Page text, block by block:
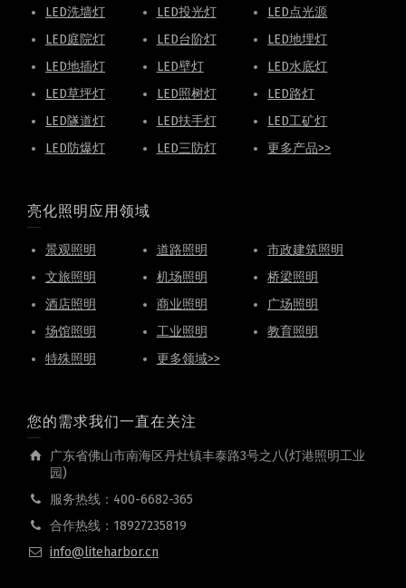
LED洗墙灯 LED投光灯
LED点光源
LED庭院灯
LED台阶灯
LED地埋灯
LED地插灯
LED壁灯
LED水底灯
LED草坪灯
LED照树灯
LED路灯
LED隧道灯
LED扶手灯
LED工矿灯
LED防爆灯
LED三防灯 更多产品>>
亮化照明应用领域
景观照明 道路照明
市政建筑照明
文旅照明
机场照明
桥梁照明
酒店照明
商业照明
广场照明
场馆照明
工业照明
教育照明
特殊照明
更多领域>>
您的需求我们一直在关注
广东省佛山市南海区丹灶镇丰泰路3号之八(灯港照明工业
园)
服务热线：400-6682-365
合作热线：18927235819
info@liteharbor.cn